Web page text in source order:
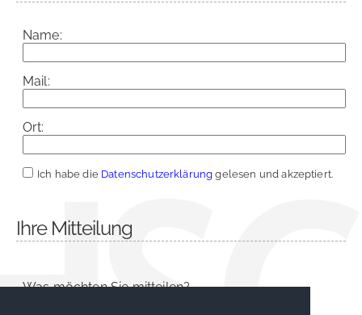
Name:
Mail:
Ort:
Ich habe die Datenschutzerklärung gelesen und akzeptiert.
Ihre Mitteilung
Was möchten Sie mitteilen?